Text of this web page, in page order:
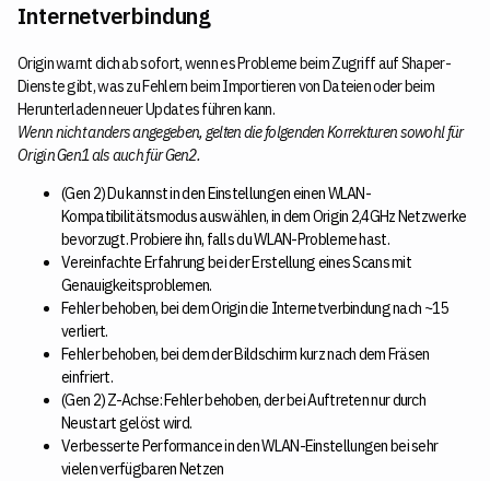
Internetverbindung
Origin warnt dich ab sofort, wenn es Probleme beim Zugriff auf Shaper-
Dienste gibt, was zu Fehlern beim Importieren von Dateien oder beim
Herunterladen neuer Updates führen kann.
Wenn nicht anders angegeben, gelten die folgenden Korrekturen sowohl für
Origin Gen1 als auch für Gen2.
(Gen 2) Du kannst in den Einstellungen einen WLAN-
Kompatibilitätsmodus auswählen, in dem Origin 2,4GHz Netzwerke
bevorzugt. Probiere ihn, falls du WLAN-Probleme hast.
Vereinfachte Erfahrung bei der Erstellung eines Scans mit
Genauigkeitsproblemen.
Fehler behoben, bei dem Origin die Internetverbindung nach ~15
verliert.
Fehler behoben, bei dem der Bildschirm kurz nach dem Fräsen
einfriert.
(Gen 2) Z-Achse: Fehler behoben, der bei Auftreten nur durch
Neustart gelöst wird.
Verbesserte Performance in den WLAN-Einstellungen bei sehr
vielen verfügbaren Netzen